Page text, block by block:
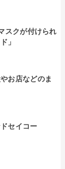
スクが付けられ
」
お店などのま
セイコー